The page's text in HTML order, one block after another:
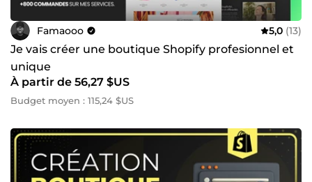
Famaooo 5,0 (13)
Je vais créer une boutique Shopify profesionnel et
unique
À partir de 56,27 $US
Budget moyen : 115,24 $US